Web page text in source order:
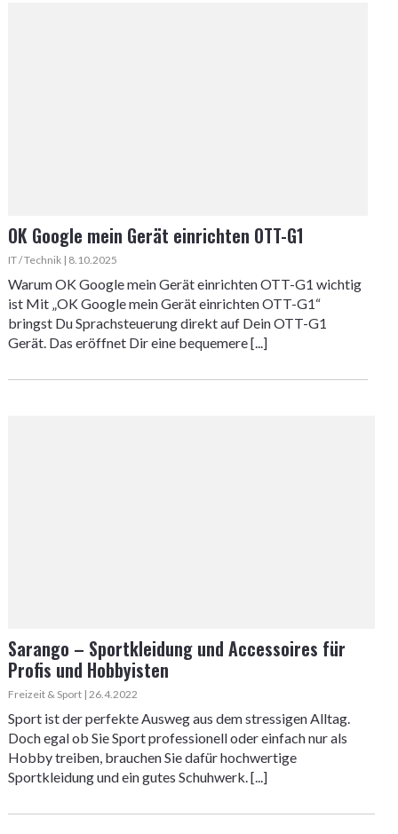
OK Google mein Gerät einrichten OTT-G1
IT / Technik | 8.10.2025
Warum OK Google mein Gerät einrichten OTT-G1 wichtig
ist Mit „OK Google mein Gerät einrichten OTT-G1“
bringst Du Sprachsteuerung direkt auf Dein OTT-G1
Gerät. Das eröffnet Dir eine bequemere [...]
Sarango – Sportkleidung und Accessoires für
Profis und Hobbyisten
Freizeit & Sport | 26.4.2022
Sport ist der perfekte Ausweg aus dem stressigen Alltag.
Doch egal ob Sie Sport professionell oder einfach nur als
Hobby treiben, brauchen Sie dafür hochwertige
Sportkleidung und ein gutes Schuhwerk. [...]